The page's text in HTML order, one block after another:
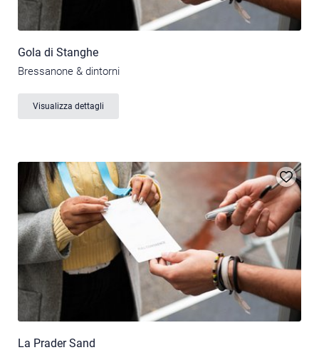
Gola di Stanghe
Bressanone & dintorni
Visualizza dettagli
La Prader Sand